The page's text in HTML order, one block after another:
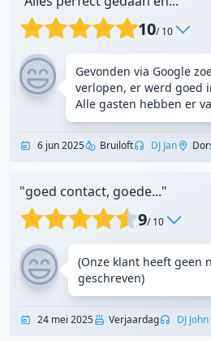
10/ 10
Gevonden via Google
verlopen, er werd goed
Alle gasten hebben er
6 jun 2025 Bruiloft DJ Jan
"goed contact, goede..."
9/ 10
(Onze klant heeft geen
geschreven)
24 mei 2025 Verjaardag DJ John